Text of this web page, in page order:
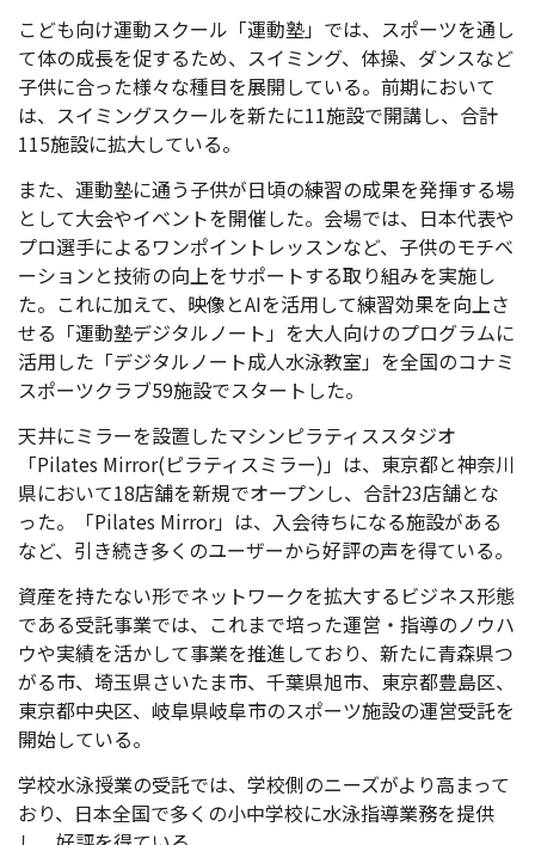
こども向け運動スクール「運動塾」では、スポーツを通し
て体の成長を促するため、スイミング、体操、ダンスなど
子供に合った様々な種目を展開している。前期において
は、スイミングスクールを新たに11施設で開講し、合計
115施設に拡大している。
また、運動塾に通う子供が日頃の練習の成果を発揮する場
として大会やイベントを開催した。会場では、日本代表や
プロ選手によるワンポイントレッスンなど、子供のモチベ
ーションと技術の向上をサポートする取り組みを実施し
た。これに加えて、映像とAIを活用して練習効果を向上さ
せる「運動塾デジタルノート」を大人向けのプログラムに
活用した「デジタルノート成人水泳教室」を全国のコナミ
スポーツクラブ59施設でスタートした。
天井にミラーを設置したマシンピラティススタジオ
「Pilates Mirror(ピラティスミラー)」は、東京都と神奈川
県において18店舗を新規でオープンし、合計23店舗とな
った。「Pilates Mirror」は、入会待ちになる施設がある
など、引き続き多くのユーザーから好評の声を得ている。
資産を持たない形でネットワークを拡大するビジネス形態
である受託事業では、これまで培った運営・指導のノウハ
ウや実績を活かして事業を推進しており、新たに青森県つ
がる市、埼玉県さいたま市、千葉県旭市、東京都豊島区、
東京都中央区、岐阜県岐阜市のスポーツ施設の運営受託を
開始している。
学校水泳授業の受託では、学校側のニーズがより高まって
おり、日本全国で多くの小中学校に水泳指導業務を提供